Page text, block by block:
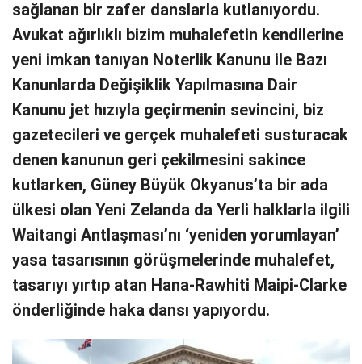
sağlanan bir zafer danslarla kutlanıyordu.
Avukat ağırlıklı bizim muhalefetin kendilerine
yeni imkan tanıyan Noterlik Kanunu ile Bazı
Kanunlarda Değişiklik Yapılmasına Dair
Kanunu jet hızıyla geçirmenin sevincini, biz
gazetecileri ve gerçek muhalefeti susturacak
denen kanunun geri çekilmesini sakince
kutlarken, Güney Büyük Okyanus’ta bir ada
ülkesi olan Yeni Zelanda da Yerli halklarla ilgili
Waitangi Antlaşması’nı ‘yeniden yorumlayan’
yasa tasarısının görüşmelerinde muhalefet,
tasarıyı yırtıp atan Hana-Rawhiti Maipi-Clarke
önderliğinde haka dansı yapıyordu.